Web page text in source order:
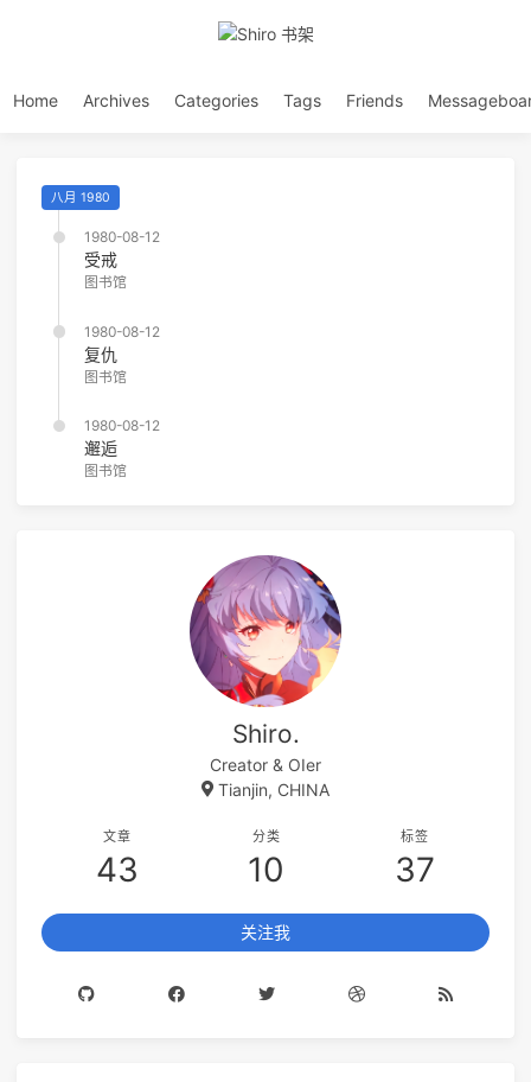
Home Archives Categories Tags Friends
八月 1980
1980-08-12
受戒
图书馆
1980-08-12
复仇
图书馆
1980-08-12
邂逅
图书馆
Shiro.
Creator & OIer
Tianjin, CHINA
文章
43
分类
10
标签
37
关注我